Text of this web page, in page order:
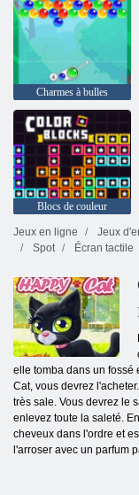
Charmes à bulles
Blocs de couleur
Jeux en ligne
Jeux
Spot
Écran tactile
elle tomba dans un fossé
Cat, vous devrez
très sale. Vous devrez le
enlevez toute la saleté.
cheveux dans l'ordre et
l'arroser avec un parfum